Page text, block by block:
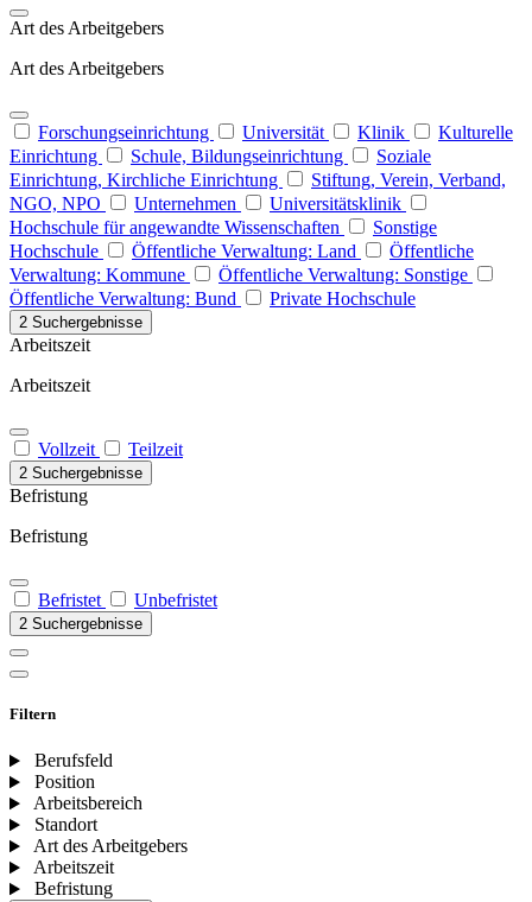
Art des Arbeitgebers
Art des Arbeitgebers
Forschungseinrichtung Universität Klinik
Kulturelle
Einrichtung
Schule, Bildungseinrichtung
Soziale
Einrichtung, Kirchliche Einrichtung
Stiftung, Verein, Verband,
NGO, NPO
Unternehmen
Universitätsklinik
Hochschule für angewandte Wissenschaften
Sonstige
Hochschule
Öffentliche Verwaltung: Land
Öffentliche
Verwaltung: Kommune
Öffentliche Verwaltung: Sonstige
Öffentliche Verwaltung: Bund
Private Hochschule
2 Suchergebnisse
Arbeitszeit
Arbeitszeit
Vollzeit Teilzeit
2 Suchergebnisse
Befristung
Befristung
Befristet Unbefristet
2 Suchergebnisse
Filtern
Berufsfeld
Position
Arbeitsbereich
Standort
Art des Arbeitgebers
Arbeitszeit
Befristung